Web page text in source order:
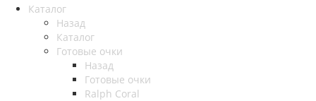
Каталог
Назад
Каталог
Готовые очки
Назад
Готовые очки
Ralph Coral